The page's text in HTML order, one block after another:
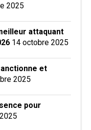
2025
attaquant
14 octobre 2025
et
2025
pour